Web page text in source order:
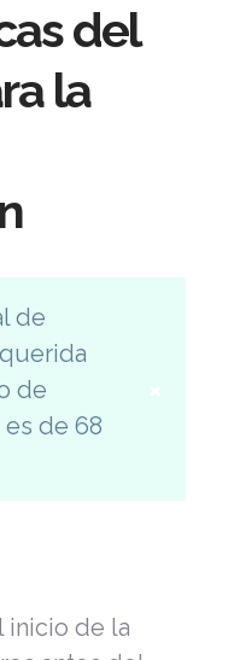
del
la
de
de
de 68
×
inicio de la